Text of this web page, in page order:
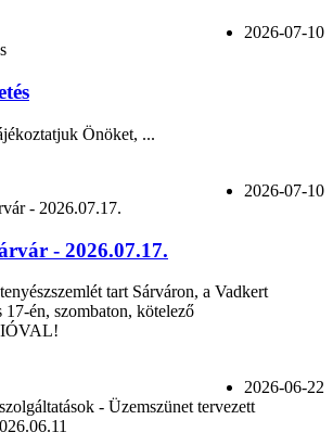
2026-07-10
Önöket, ...
2026-07-10
- 2026.07.17.
tart Sárváron, a Vadkert
én, szombaton, kötelező
2026-06-22